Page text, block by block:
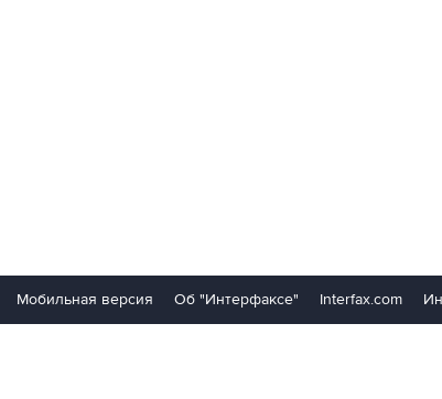
Мобильная версия Об "Интерфаксе" Interfax.com